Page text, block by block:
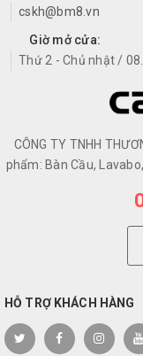
cskh@bm8.vn
Giờ mở cửa:
Thứ 2 - Chủ nhật /
CÔNG TY TNHH
phẩm: Bàn Cầu,
HỖ TRỢ KHÁCH HÀNG